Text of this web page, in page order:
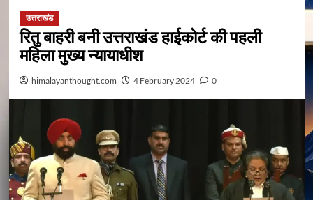
उत्तराखंड
रितु बाहरी बनी उत्तराखंड हाईकोर्ट की पहली
महिला मुख्य न्यायाधीश
himalayanthought.com 4 February 2024 0